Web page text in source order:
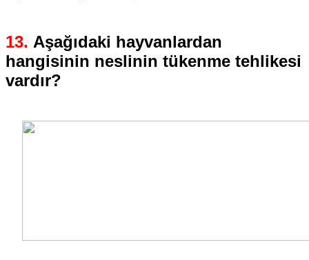
13. Aşağıdaki hayvanlardan
hangisinin neslinin tükenme tehlikesi
vardır?